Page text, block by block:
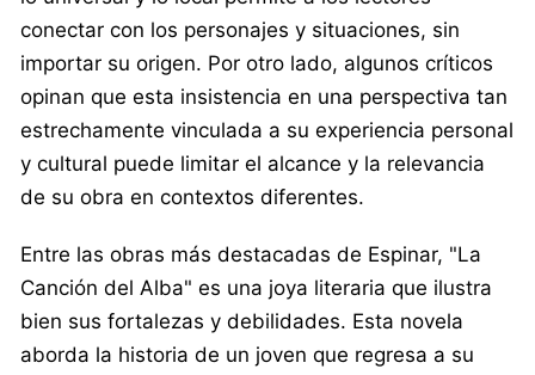
conectar con los personajes y situaciones, sin
importar su origen. Por otro lado, algunos críticos
opinan que esta insistencia en una perspectiva tan
estrechamente vinculada a su experiencia personal
y cultural puede limitar el alcance y la relevancia
de su obra en contextos diferentes.
Entre las obras más destacadas de Espinar, "La
Canción del Alba" es una joya literaria que ilustra
bien sus fortalezas y debilidades. Esta novela
aborda la historia de un joven que regresa a su